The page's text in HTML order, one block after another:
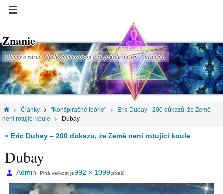
Znanie
Články o zdraví, duchovnom rozvoji a za pravdu nie len v medicíne.
Články "Konšpiračné teórie"
Eric Dubay - 200 důkazů, že Země
není rotující koule
Dubay
« Eric Dubay – 200 důkazů, že Země není rotující koule
Dubay
Admin Plná velikost je992 × 1099 pixelů